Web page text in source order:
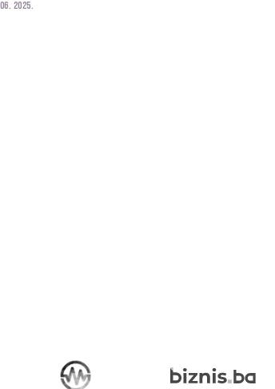
tjemena, što direktno
2025.